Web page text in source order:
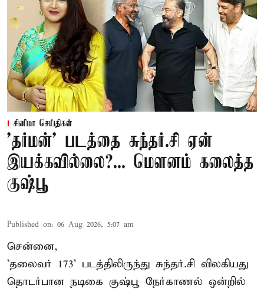
சினிமா செய்திகள்
'தர்மன்' படத்தை சுந்தர்.சி ஏன்
இயக்கவில்லை?... மௌனம் கலைத்த
குஷ்பூ
Published on: 06 Aug 2026, 5:07 am
சென்னை,
'தலைவர் 173' படத்திலிருந்து சுந்தர்.சி விலகியது
தொடர்பான நடிகை குஷ்பூ நேர்காணல் ஒன்றில்